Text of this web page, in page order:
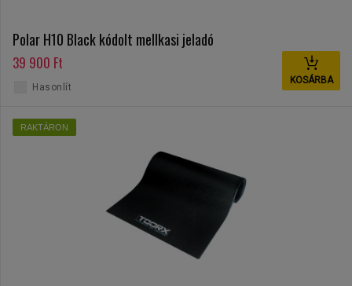
Polar H10 Black kódolt mellkasi jeladó
39 900 Ft
KOSÁRBA
Hasonlít
RAKTÁRON